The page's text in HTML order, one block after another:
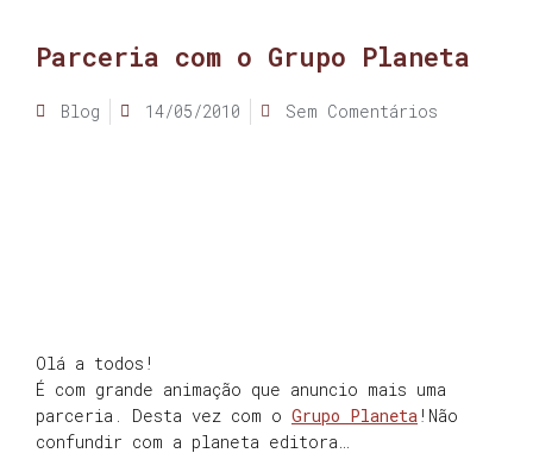
Parceria com o Grupo Planeta
Blog 14/05/2010 Sem Comentários
Olá a todos!
É com grande animação que anuncio mais uma
parceria. Desta vez com o Grupo Planeta!Não
confundir com a planeta editora…